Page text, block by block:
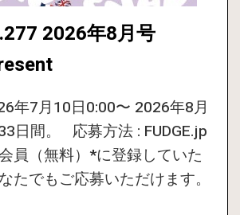
2026年8月号
年7月10日0:00〜 2026年8月
日間。 応募方法 : FUDGE.jp
員（無料）*に登録していた
たでもご応募いただけます。